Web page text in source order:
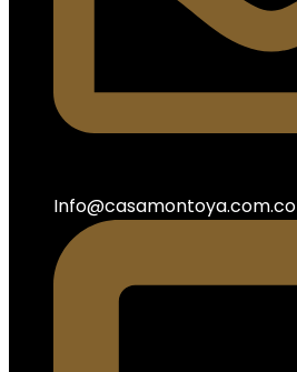
Info@casamontoya.com.co